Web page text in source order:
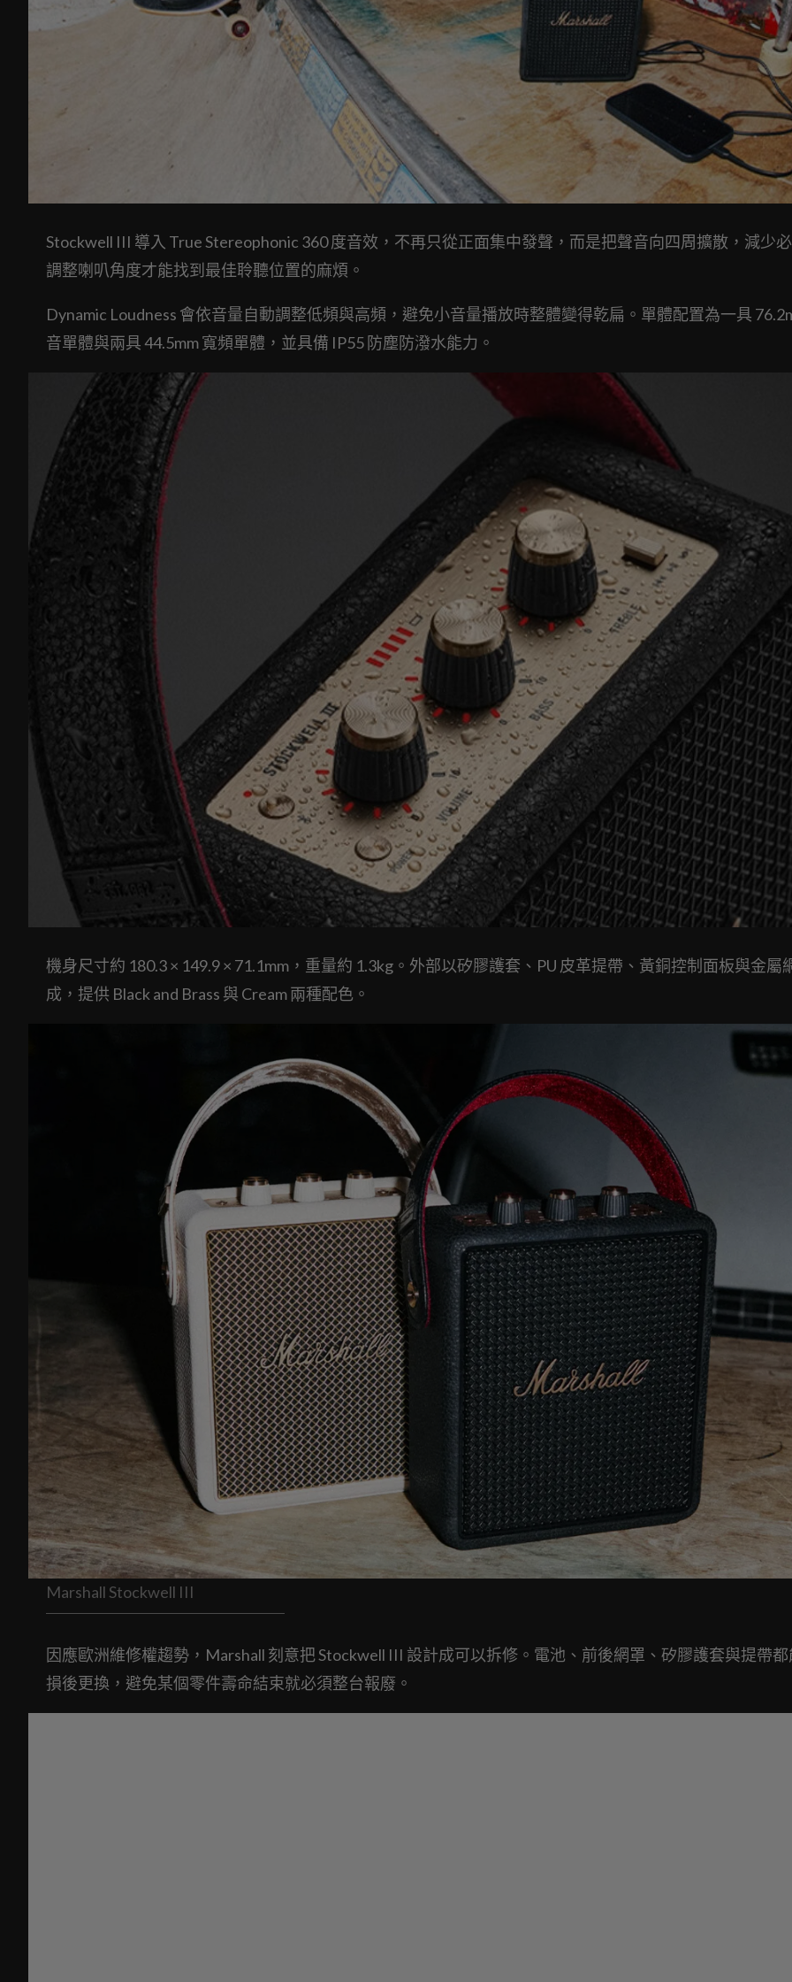
Stockwell III 導入 True Stereophonic 360 度音效，不再只從正面集中發聲，而是把聲音向四周擴散，減少
調整喇叭角度才能找到最佳聆聽位置的麻煩。
Dynamic Loudness 會依音量自動調整低頻與高頻，避免小音量播放時整體變得乾扁。單體配置為一具
音單體與兩具 44.5mm 寬頻單體，並具備 IP55 防塵防潑水能力。
機身尺寸約 180.3 × 149.9 × 71.1mm，重量約 1.3kg。外部以矽膠護套、PU 皮革提帶、黃銅控制面板與金屬
成，提供 Black and Brass 與 Cream 兩種配色。
Marshall Stockwell III
因應歐洲維修權趨勢，Marshall 刻意把 Stockwell III 設計成可以拆修。電池、前後網罩、矽膠護套與提帶
損後更換，避免某個零件壽命結束就必須整台報廢。